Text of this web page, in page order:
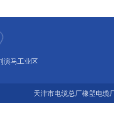
演马工业区
天津市电缆总厂橡塑电